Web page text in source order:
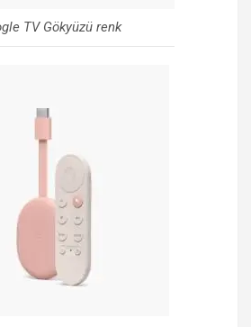
TV Gökyüzü renk